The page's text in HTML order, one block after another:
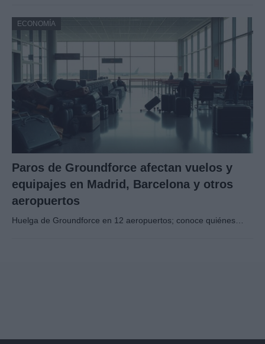
ECONOMÍA
Paros de Groundforce afectan vuelos y
equipajes en Madrid, Barcelona y otros
aeropuertos
Huelga de Groundforce en 12 aeropuertos; conoce quiénes…